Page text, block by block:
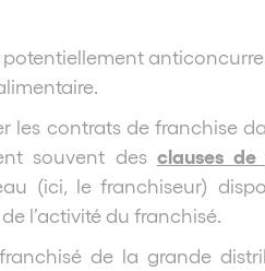
les contrats de franchise
souvent des clauses de
(ici, le franchiseur)
l’activité du franchisé.
de la grande